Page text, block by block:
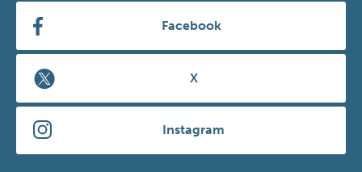
Facebook
X
Instagram